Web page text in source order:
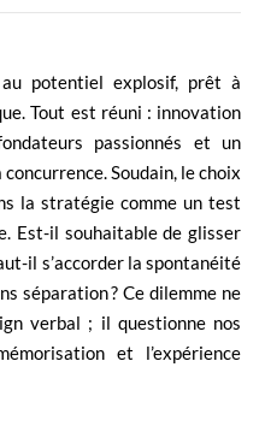
potentiel explosif, prêt à
Tout est réuni : innovation
passionnés et un
Soudain, le choix
la stratégie comme un test
Est-il souhaitable de glisser
il s’accorder la spontanéité
séparation ? Ce dilemme ne
verbal ; il questionne nos
et l’expérience